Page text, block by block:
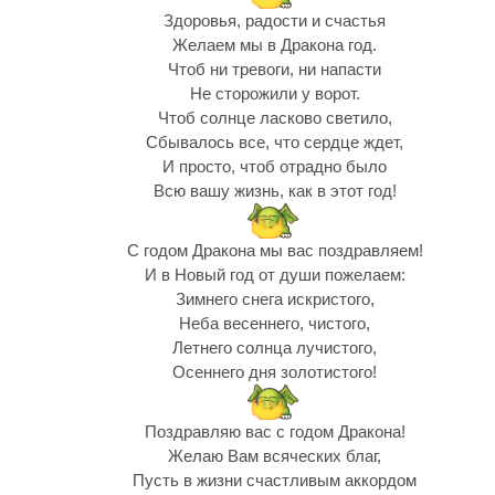
Здоровья, радости и счастья
Желаем мы в Дракона год.
Чтоб ни тревоги, ни напасти
Не сторожили у ворот.
Чтоб солнце ласково светило,
Сбывалось все, что сердце ждет,
И просто, чтоб отрадно было
Всю вашу жизнь, как в этот год!
С годом Дракона мы вас поздравляем!
И в Новый год от души пожелаем:
Зимнего снега искристого,
Неба весеннего, чистого,
Летнего солнца лучистого,
Осеннего дня золотистого!
Поздравляю вас с годом Дракона!
Желаю Вам всяческих благ,
Пусть в жизни счастливым аккордом